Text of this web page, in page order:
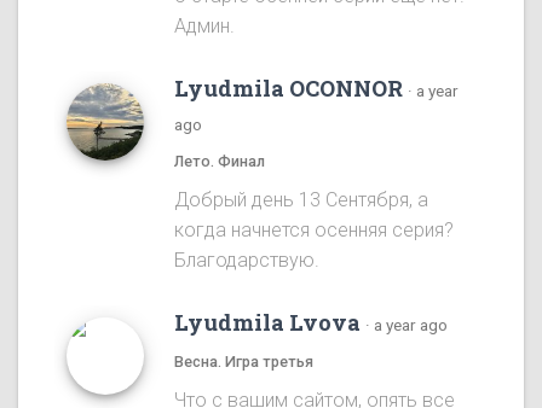
Админ.
Lyudmila OCONNOR · a year
ago
Лето. Финал
Добрый день 13 Сентября, а
когда начнется осенняя серия?
Благодарствую.
Lyudmila Lvova · a year ago
Весна. Игра третья
Что с вашим сайтом, опять все